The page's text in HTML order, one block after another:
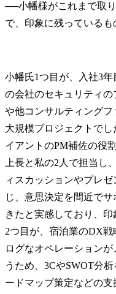
──小幡様がこれまで取
小幡氏1つ目が、入社3
の会社のセキュリティ
や他コンサルティング
大規模プロジェクトで
イアントのPM補佐の役
上長と私の2人で担当し
ィスカッションやプレ
じ、意思決定を間近で
きたと実感しており、印
2つ目が、宿泊業のDX
ログなオペレーション
うため、3CやSWOT分
ードマップ策定などの